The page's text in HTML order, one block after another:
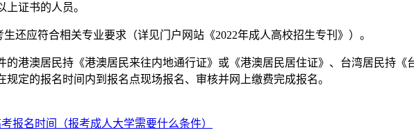
证书的人员。
还应符合相关专业要求（详见门户网站《2022年成人高校招生专刊》）。
的港澳居民持《港澳居民来往内地通行证》或《港澳居民居住证》、台湾居民持
规定的报名时间内到报名点现场报名、审核并网上缴费完成报名。
报名时间（报考成人大学需要什么条件）